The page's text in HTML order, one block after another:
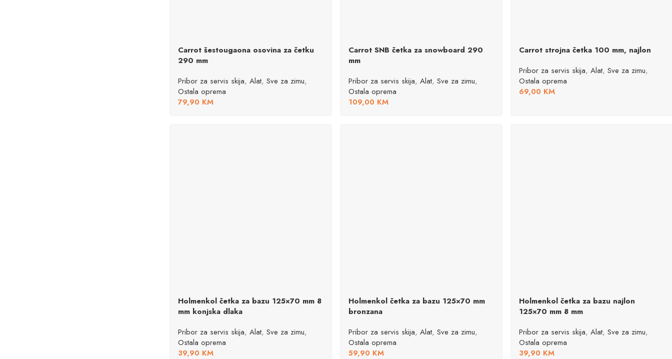
Carrot šestougaona osovina za četku
290 mm
Pribor za servis skija, Alat, Sve za zimu,
Ostala oprema
79,90 KM
Carrot SNB četka za snowboard 290
mm
Pribor za servis skija, Alat, Sve za zimu,
Ostala oprema
109,00 KM
Carrot strojna četka 100 mm, najlon
Pribor za servis skija, Alat, Sve za zimu,
Ostala oprema
69,00 KM
Holmenkol četka za bazu 125×70 mm 8
mm konjska dlaka
Pribor za servis skija, Alat, Sve za zimu,
Ostala oprema
39,90 KM
Holmenkol četka za bazu 125×70 mm
bronzana
Pribor za servis skija, Alat, Sve za zimu,
Ostala oprema
59,90 KM
Holmenkol četka za bazu najlon
125×70 mm 8 mm
Pribor za servis skija, Alat, Sve za zimu,
Ostala oprema
39,90 KM